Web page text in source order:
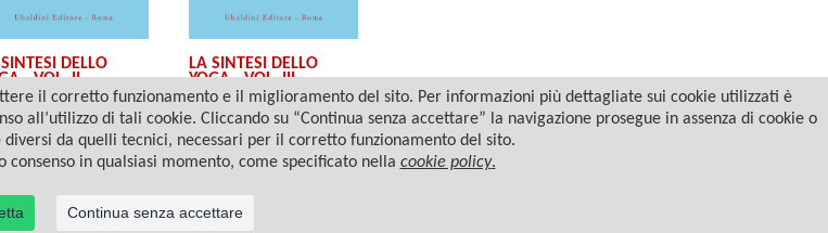
DELLO
- VOL. II
LA SINTESI DELLO
YOGA - VOL. III
- Ubaldini Editore S.r.l. - P.IVA 10323461003 |
il corretto funzionamento e il miglioramento del sito. Per informazioni più dettagliate sui cookie utilizzati è
all’utilizzo di tali cookie. Cliccando su “Continua senza accettare” la navigazione prosegue in assenza di cookie o
da quelli tecnici, necessari per il corretto funzionamento del sito.
in qualsiasi momento, come specificato nella cookie policy.
Continua senza accettare